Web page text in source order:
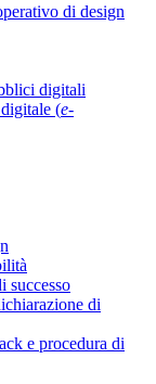
di design
digitali
(e-
successo
di
e procedura di